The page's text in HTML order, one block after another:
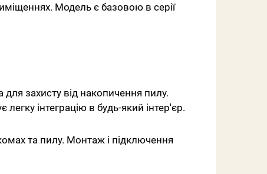
Модель є базовою в серії
захисту від накопичення пилу.
інтеграцію в будь-який інтер'єр.
та пилу. Монтаж і підключення